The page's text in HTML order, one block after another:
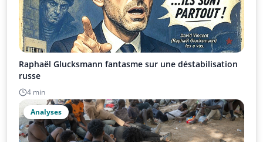
Raphaël Glucksmann fantasme sur une déstabilisation
russe
4 min
Analyses